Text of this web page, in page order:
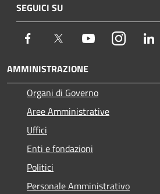
SEGUICI SU
Facebook Twitter YoutubeInstagram
AMMINISTRAZIONE
Organi di Governo
Aree Amministrative
Uffici
Enti e fondazioni
Politici
Personale Amministrativo